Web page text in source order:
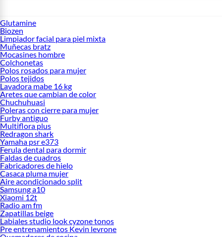
Glutamine
Biozen
Limpiador facial para piel mixta
Muñecas bratz
Mocasines hombre
Colchonetas
Polos rosados para mujer
Polos tejidos
Lavadora mabe 16 kg
Aretes que cambian de color
Chuchuhuasi
Poleras con cierre para mujer
Furby antiguo
Multiflora plus
Redragon shark
Yamaha psr e373
Ferula dental para dormir
Faldas de cuadros
Fabricadores de hielo
Casaca pluma mujer
Aire acondicionado split
Samsung a10
Xiaomi 12t
Radio am fm
Zapatillas beige
Labiales studio look cyzone tonos
Pre entrenamientos Kevin levrone